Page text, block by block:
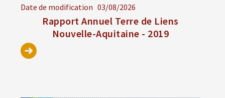
Date de modification 03/08/2026
Rapport Annuel Terre de Liens
Nouvelle-Aquitaine - 2019